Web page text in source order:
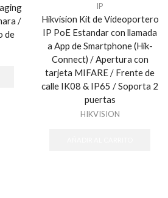
/
de
IP
Hikvision Kit de Videoportero
IP PoE Estandar con llamada
a App de Smartphone (Hik-
Connect) / Apertura con
tarjeta MIFARE / Frente de
calle IK08 & IP65 / Soporta 2
puertas
HIKVISION